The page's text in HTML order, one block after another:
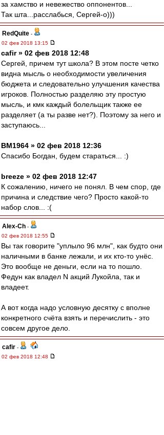
за хамство и невежество оппонентов...
Так шта...расслабься, Сергей-о)))
RedQuite -
02 фев 2018 13:15
cafir » 02 фев 2018 12:48
Сергей, причем тут школа? В этом посте четко
видна мысль о необходимости увеличения
бюджета и следовательно улучшения качества
игроков. Полностью разделяю эту простую
мысль, и кмк каждый болельщик также ее
разделяет (а ты разве нет?). Поэтому за него и
заступаюсь...
BM1964 » 02 фев 2018 12:36
Спасибо Богдан, будем стараться... :)
breeze » 02 фев 2018 12:47
К сожалению, ничего не понял. В чем спор, где
причина и следствие чего? Просто какой-то
набор слов... :(
Alex-Ch -
02 фев 2018 12:55
Вы так говорите "уплыло 96 млн", как будто они
наличными в банке лежали, и их кто-то унёс.
Это вообще не деньги, если на то пошло.
Федун как владел N акций Лукойла, так и
владеет.
А вот когда надо условную десятку с вполне
конкретного счёта взять и перечислить - это
совсем другое дело.
cafir -
02 фев 2018 12:48